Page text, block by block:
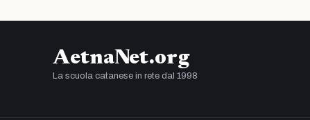
AetnaNet.org
La scuola catanese in rete dal 1998